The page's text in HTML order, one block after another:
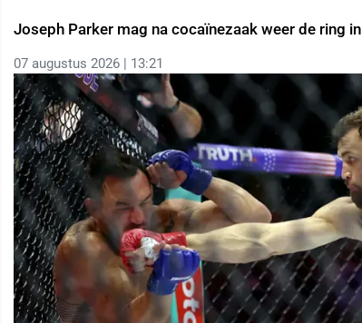
Joseph Parker mag na cocaïnezaak weer de ring in
07 augustus 2026 | 13:21